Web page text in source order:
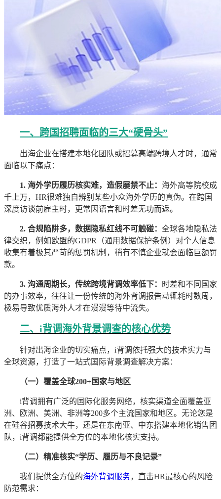
一、跨国招聘面临的三大“硬骨头”
出海企业在搭建本地化团队或招募高端跨境人才时，通常
面临以下痛点：
1. 海外学历履历核实难，造假屡禁不止： 海外高等院校成
千上万，HR很难独自辨别某些小众海外学历的真伪。在跨国
深度访谈前雇主时，更常因语言和时差无功而返。
2. 合规陷阱多，数据隐私红线不可触碰： 全球各地隐私法
律交织，例如欧盟的GDPR（通用数据保护条例）对个人信息
收集有着极其严苛的惩罚机制，稍有不慎企业就会面临巨额罚
款。
3. 沟通周期长，传统跨境背调效率低下：
时差和不同国家
的办事效率，往往让一份传统的海外背调报告动辄耗时数周，
极易导致优质海外人才在漫漫等待中流失。
二、i背调海外背景调查的核心优势
针对出海企业的切实痛点，i背调依托强大的技术实力与
全球资源，打造了一站式国际背景调查解决方案：
（一）覆盖全球200+国家与地区
i背调拥有广泛的国际化服务网络，核实渠道全面覆盖亚
洲、欧洲、美洲、非洲等200多个主流国家和地区。无论您是
在硅谷招募技术大牛，还是在东南亚、中东搭建本地化销售团
队，i背调都能提供全方位的本地化核实支持。
（二）精准核实“学历、履历与不良记录”
我们提供全方位的海外背调服务，直击HR最核心的风险
防范需求：